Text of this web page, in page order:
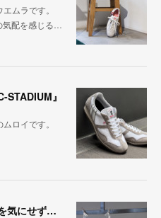
ムラです。
気配を感じる…
STADIUM』
ロイです。
仕事の日も、休みの日も。汚れを気にせず毎日履ける『PUNCH-WP_WHT』